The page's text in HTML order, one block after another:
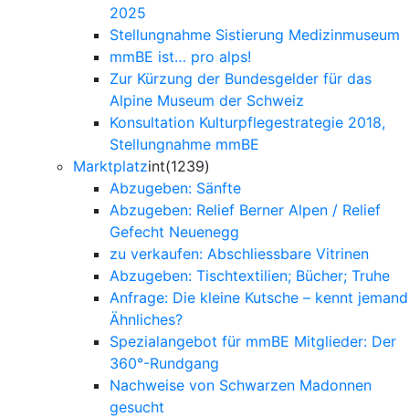
2025
Stellungnahme Sistierung Medizinmuseum
mmBE ist… pro alps!
Zur Kürzung der Bundesgelder für das
Alpine Museum der Schweiz
Konsultation Kulturpflegestrategie 2018,
Stellungnahme mmBE
Marktplatzint(1239)
Abzugeben: Sänfte
Abzugeben: Relief Berner Alpen / Relief
Gefecht Neuenegg
zu verkaufen: Abschliessbare Vitrinen
Abzugeben: Tischtextilien; Bücher; Truhe
Anfrage: Die kleine Kutsche – kennt jemand
Ähnliches?
Spezialangebot für mmBE Mitglieder: Der
360°-Rundgang
Nachweise von Schwarzen Madonnen
gesucht